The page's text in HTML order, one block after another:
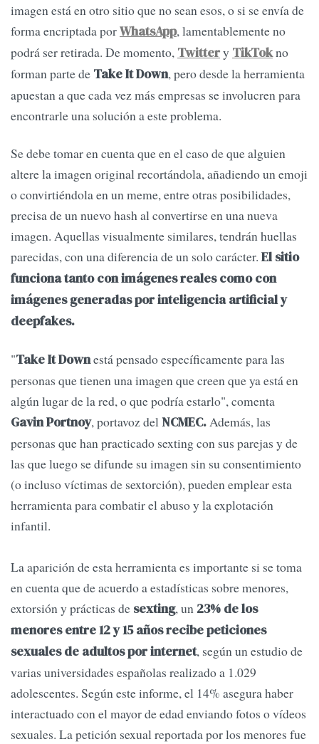
imagen está en otro sitio que no sean esos, o si se envía de
forma encriptada porWhatsApp, lamentablemente no
podrá ser retirada. De momento, Twittery TikTokno
forman parte de Take It Down, pero desde la herramienta
apuestan a que cada vez más empresas se involucren para
encontrarle una solución a este problema.
Se debe tomar en cuenta que en el caso de que alguien
altere la imagen original recortándola, añadiendo un emoji
o convirtiéndola en un meme, entre otras posibilidades,
precisa de un nuevo hash al convertirse en una nueva
imagen. Aquellas visualmente similares, tendrán huellas
parecidas, con una diferencia de un solo carácter. El sitio
funciona tanto con imágenes reales como con
imágenes generadas por inteligencia artificial y
deepfakes.
"Take It Downestá pensado específicamente para las
personas que tienen una imagen que creen que ya está en
algún lugar de la red, o que podría estarlo", comenta
Gavin Portnoy, portavoz delNCMEC.Además, las
personas que han practicado sexting con sus parejas y de
las que luego se difunde su imagen sin su consentimiento
(o incluso víctimas de sextorción), pueden emplear esta
herramienta para combatir el abuso y la explotación
infantil.
La aparición de esta herramienta es importante si se toma
en cuenta que de acuerdo a estadísticas sobre menores,
extorsión y prácticas de sexting, un 23% de los
menores entre 12 y 15 años recibe peticiones
sexuales de adultos por internet, según un estudio de
varias universidades españolas realizado a 1.029
adolescentes. Según este informe, el 14% asegura haber
interactuado con el mayor de edad enviando fotos o vídeos
sexuales. La petición sexual reportada por los menores fue